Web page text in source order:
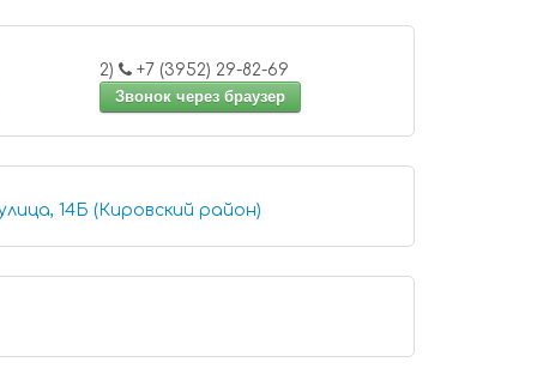
2)
+7 (3952) 29-82-69
Звонок через браузер
14Б (Кировский район)